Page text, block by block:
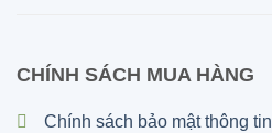
CHÍNH SÁCH MUA HÀNG
Chính sách bảo mật thông tin